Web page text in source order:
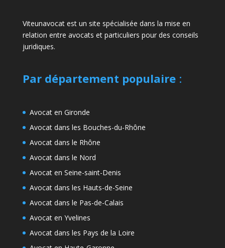
Viteunavocat est un site spécialisée dans la mise en
relation entre avocats et particuliers pour des conseils
juridiques.
Par département populaire:
Avocat en Gironde
Avocat dans les Bouches-du-Rhône
Avocat dans le Rhône
Avocat dans le Nord
Avocat en Seine-saint-Denis
Avocat dans les Hauts-de-Seine
Avocat dans le Pas-de-Calais
Avocat en Yvelines
Avocat dans les Pays de la Loire